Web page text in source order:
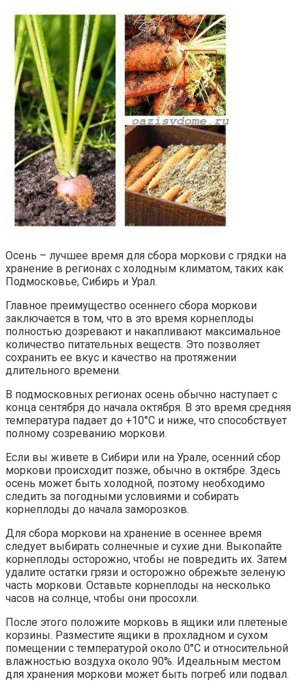
Осень – лучшее время для сбора моркови с грядки на
хранение в регионах с холодным климатом, таких как
Подмосковье, Сибирь и Урал.
Главное преимущество осеннего сбора моркови
заключается в том, что в это время корнеплоды
полностью дозревают и накапливают максимальное
количество питательных веществ. Это позволяет
сохранить ее вкус и качество на протяжении
длительного времени.
В подмосковных регионах осень обычно наступает с
конца сентября до начала октября. В это время средняя
температура падает до +10°С и ниже, что способствует
полному созреванию моркови.
Если вы живете в Сибири или на Урале, осенний сбор
моркови происходит позже, обычно в октябре. Здесь
осень может быть холодной, поэтому необходимо
следить за погодными условиями и собирать
корнеплоды до начала заморозков.
Для сбора моркови на хранение в осеннее время
следует выбирать солнечные и сухие дни. Выкопайте
корнеплоды осторожно, чтобы не повредить их. Затем
удалите остатки грязи и осторожно обрежьте зеленую
часть моркови. Оставьте корнеплоды на несколько
часов на солнце, чтобы они просохли.
После этого положите морковь в ящики или плетеные
корзины. Разместите ящики в прохладном и сухом
помещении с температурой около 0°С и относительной
влажностью воздуха около 90%. Идеальным местом
для хранения моркови может быть погреб или подвал.